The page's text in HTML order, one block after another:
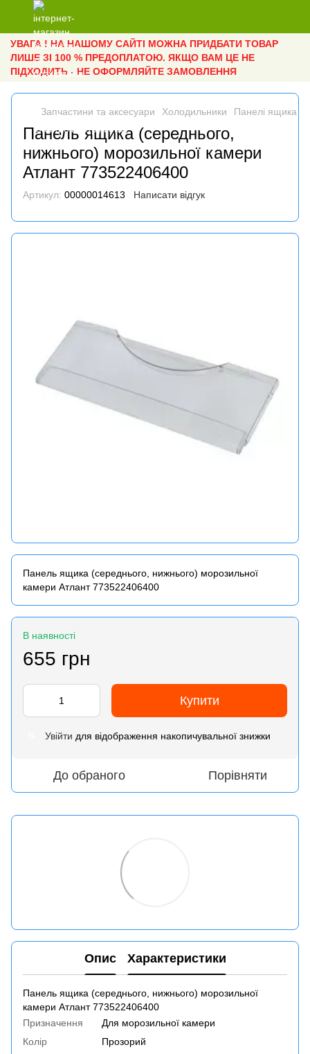
УВАГА ! НА НАШОМУ САЙТІ МОЖНА ПРИДБАТИ ТОВАР
ЛИШЕ ЗІ 100 % ПРЕДОПЛАТОЮ. ЯКЩО ВАМ ЦЕ НЕ
ПІДХОДИТЬ - НЕ ОФОРМЛЯЙТЕ ЗАМОВЛЕННЯ
Запчастини та аксесуари Холодильники Панелі ящика
Панель ящика (середнього,
нижнього) морозильної камери
Атлант 773522406400
Артикул: 00000014613 Написати відгук
Панель ящика (середнього, нижнього) морозильної
камери Атлант 773522406400
В наявності
655 грн
Купити
Увійти для відображення накопичувальної знижки
До обраного Порівняти
Опис Характеристики
Панель ящика (середнього, нижнього) морозильної
камери Атлант 773522406400
Призначення
Для морозильної камери
Колір
Прозорий